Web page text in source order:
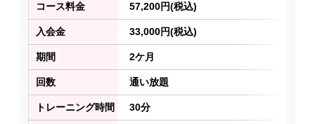
コース料金 57,200円(税込)
入会金 33,000円(税込)
期間 2ケ月
回数 通い放題
トレーニング時間 30分